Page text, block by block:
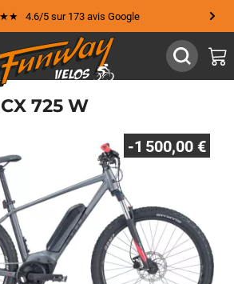
4.6/5 sur 173 avis Google
725 W
-1 500,00 €